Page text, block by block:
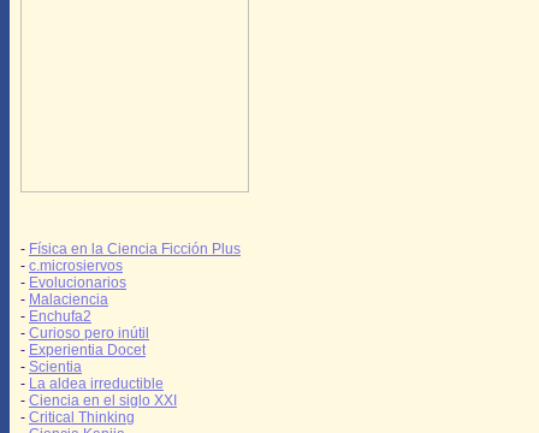
- Física en la Ciencia Ficción Plus
- c.microsiervos
- Evolucionarios
- Malaciencia
- Enchufa2
- Curioso pero inútil
- Experientia Docet
- Scientia
- La aldea irreductible
- Ciencia en el siglo XXI
- Critical Thinking